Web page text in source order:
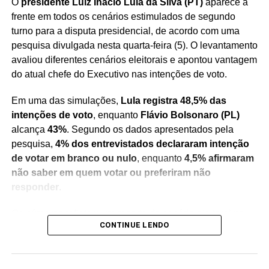
O presidente Luiz Inácio Lula da Silva (PT)aparece à
frente em todos os cenários estimulados de segundo
turno para a disputa presidencial, de acordo com uma
pesquisa divulgada nesta quarta-feira (5). O levantamento
avaliou diferentes cenários eleitorais e apontou vantagem
do atual chefe do Executivo nas intenções de voto.
Em uma das simulações, Lula registra 48,5% das
intenções de voto, enquanto Flávio Bolsonaro (PL)
alcança 43%. Segundo os dados apresentados pela
pesquisa, 4% dos entrevistados declararam intenção
de votar em branco ou nulo, enquanto 4,5% afirmaram
não saber em quem votar ou preferiram não
Os números refletem um recorte do cenário eleitoral no
momento da realização do levantamento e servem como
Pesquisas de intenção de voto não representam
CONTINUE LENDO